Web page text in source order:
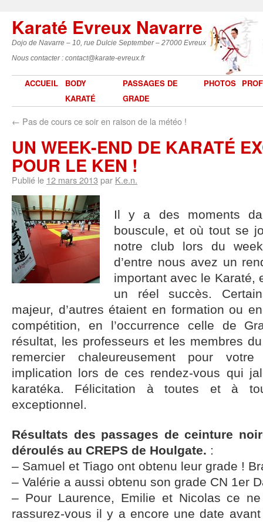
Karaté Evreux Navarre
Dojo de Navarre – 10, rue Dulcie September – 27000 Evreux
Nous contacter : contact@karate-evreux.fr
ACCUEIL
BODY
KARATÉ
PASSAGES DE
GRADE
PHOTOS
← Pas de cours ce soir en raison de la météo !
UN WEEK-END DE KARATÉ
POUR LE KEN !
Publié le 12 mars 2013 par K.e.n.
Il y a des moments
bouscule, et où tout se
notre club lors du
d’entre nous avez un
important avec le Karaté,
un réel succès.
majeur, d’autres étaient en formation ou
compétition, en l’occurrence celle de
résultat, les professeurs et les membres
remercier chaleureusement pour
implication lors de ces rendez-vous qui
karatéka. Félicitation à toutes et à
exceptionnel.
Résultats des passages de ceinture
déroulés au CREPS de Houlgate. :
– Samuel et Tiago ont obtenu leur grade !
– Valérie a aussi obtenu son grade CN 1er
– Pour Laurence, Emilie et Nicolas ce
rassurez-vous il y a encore une date